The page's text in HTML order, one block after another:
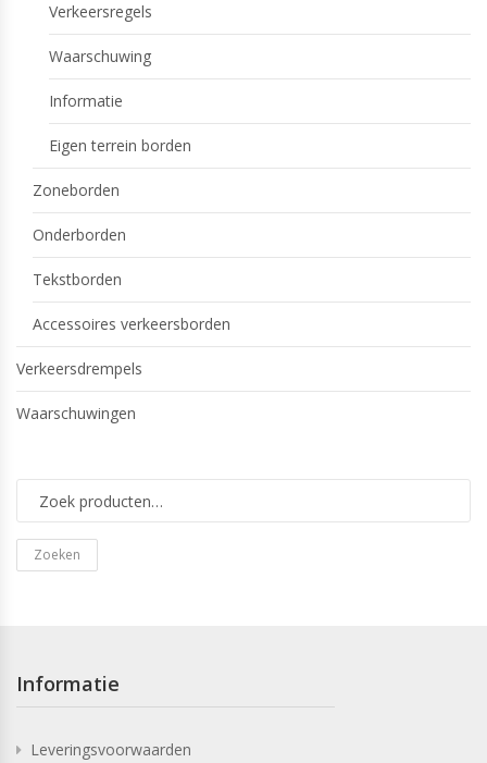
Verkeersregels
Waarschuwing
Informatie
Eigen terrein borden
Zoneborden
Onderborden
Tekstborden
Accessoires verkeersborden
Verkeersdrempels
Waarschuwingen
Zoeken
Informatie
Leveringsvoorwaarden